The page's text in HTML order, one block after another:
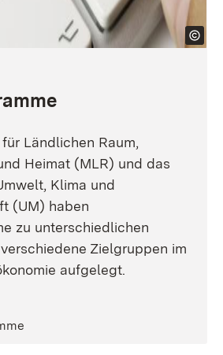
Ländlichen Raum,
Heimat (MLR) und das
Klima und
(UM) haben
zu unterschiedlichen
Zielgruppen im
aufgelegt.